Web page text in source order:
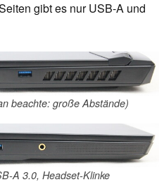
gibt es nur USB-A und
beachte: große Abstände)
A 3.0, Headset-Klinke